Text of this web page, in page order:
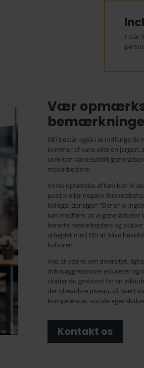
I står
Vær
DEI består også i at indfange
kommer af vane eller en
som kan være subtilt
medarbejdere.
Vores opfattelse af køn kan fx
positiv eller negativ
kollega, der siger: ”Der er jo
kan medføre, at vi
berørte medarbejdere og
arbejdet med DEI at blive
kulturen.
Ved at værne om diversitet,
mikroaggressioner eskalerer og
skaber du grobund for en
det ubevidste niveau, så hvert
kompetencer, sociale
Kontakt os